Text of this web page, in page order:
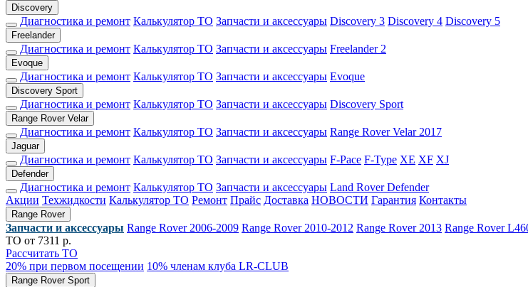
Discovery
Диагностика и ремонт Калькулятор ТО Запчасти и аксессуары Discovery 3 Discovery 4 Discovery 5
Freelander
Диагностика и ремонт Калькулятор ТО Запчасти и аксессуары Freelander 2
Evoque
Диагностика и ремонт Калькулятор ТО Запчасти и аксессуары Evoque
Discovery Sport
Диагностика и ремонт Калькулятор ТО Запчасти и аксессуары Discovery Sport
Range Rover Velar
Диагностика и ремонт Калькулятор ТО Запчасти и аксессуары Range Rover Velar 2017
Jaguar
Диагностика и ремонт Калькулятор ТО Запчасти и аксессуары F-Pace F-Type XE XF XJ
Defender
Диагностика и ремонт Калькулятор ТО Запчасти и аксессуары Land Rover Defender
Акции Техжидкости Калькулятор ТО Ремонт Прайс Доставка НОВОСТИ Гарантия Контакты
Range Rover
Запчасти и аксессуары Range Rover 2006-2009 Range Rover 2010-2012 Range Rover 2013 Range Rover
ТО от 7311 р.
Рассчитать ТО
20% при первом посещении 10% членам клуба LR-CLUB
Range Rover Sport